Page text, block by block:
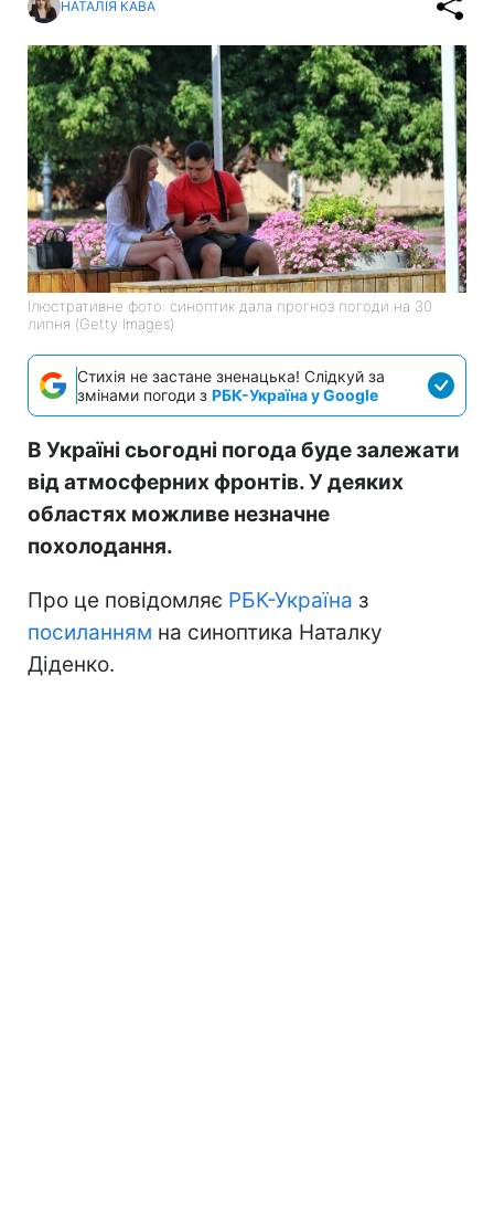
НАТАЛІЯ КАВА
Ілюстративне фото: синоптик дала прогноз погоди на 30
липня (Getty Images)
Стихія не застане зненацька! Слідкуй за
змінами погоди з РБК-Україна у Google
В Україні сьогодні погода буде залежати
від атмосферних фронтів. У деяких
областях можливе незначне
похолодання.
Про це повідомляє РБК-Україна з
посиланням на синоптика Наталку
Діденко.